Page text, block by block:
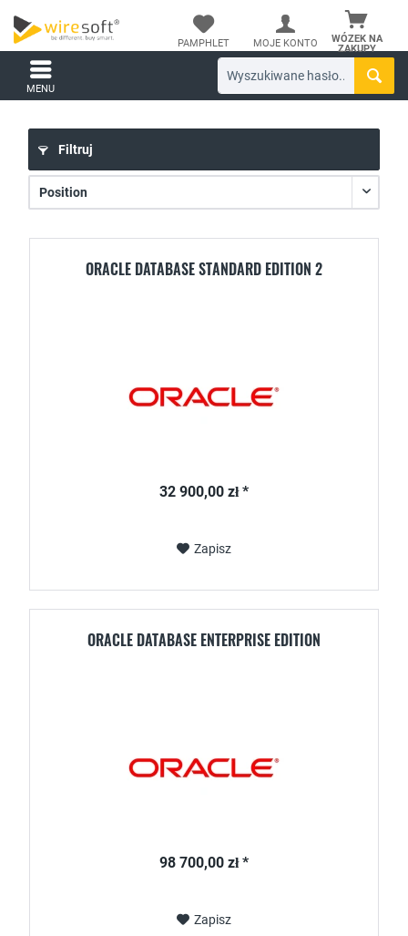
WÓZEK NA
ZAKUPY
PAMPHLET MOJE KONTO
MENU
Filtruj
ORACLE DATABASE STANDARD EDITION 2
32 900,00 zł *
Zapisz
ORACLE DATABASE ENTERPRISE EDITION
98 700,00 zł *
Zapisz